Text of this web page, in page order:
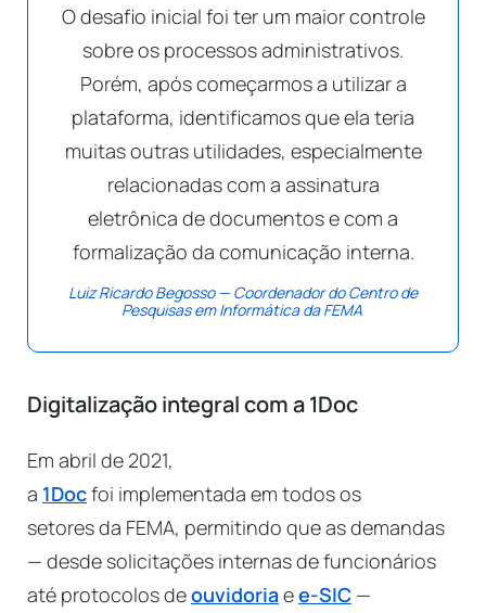
O desafio inicial foi ter um maior controle
sobre os processos administrativos.
Porém, após começarmos a utilizar a
plataforma, identificamos que ela teria
muitas outras utilidades, especialmente
relacionadas com a assinatura
eletrônica de documentos e com a
formalização da comunicação interna.
Luiz Ricardo Begosso — Coordenador do Centro de
Pesquisas em Informática da FEMA
Digitalização integral com a 1Doc
Em abril de 2021,
a 1Docfoi implementada em todos os
setores da FEMA, permitindo que as demandas
— desde solicitações internas de funcionários
até protocolos deouvidoriaee-SIC —